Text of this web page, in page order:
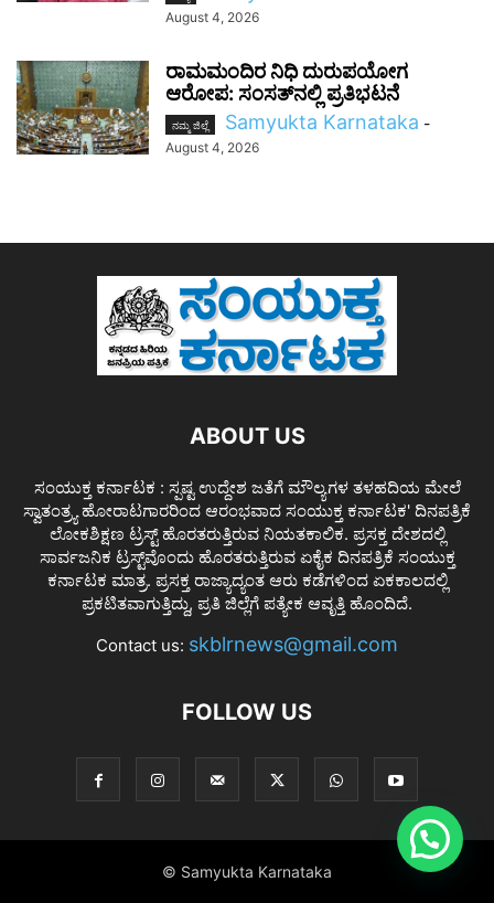
August 4, 2026
ರಾಮಮಂದಿರ ನಿಧಿ ದುರುಪಯೋಗ
ಆರೋಪ: ಸಂಸತ್‌ನಲ್ಲಿ ಪ್ರತಿಭಟನೆ
ನಮ್ಮ ಜಿಲ್ಲೆ Samyukta Karnataka -
August 4, 2026
ABOUT US
ಸಂಯುಕ್ತ ಕರ್ನಾಟಕ : ಸ್ಪಷ್ಟ ಉದ್ದೇಶ ಜತೆಗೆ ಮೌಲ್ಯಗಳ ತಳಹದಿಯ ಮೇಲೆ
ಸ್ವಾತಂತ್ರ್ಯ ಹೋರಾಟಗಾರರಿಂದ ಆರಂಭವಾದ ಸಂಯುಕ್ತ ಕರ್ನಾಟಕ' ದಿನಪತ್ರಿಕೆ
ಲೋಕಶಿಕ್ಷಣ ಟ್ರಸ್ಟ್ ಹೊರತರುತ್ತಿರುವ ನಿಯತಕಾಲಿಕ. ಪ್ರಸಕ್ತ ದೇಶದಲ್ಲಿ
ಸಾರ್ವಜನಿಕ ಟ್ರಸ್ಟ್‌ವೊಂದು ಹೊರತರುತ್ತಿರುವ ಏಕೈಕ ದಿನಪತ್ರಿಕೆ ಸಂಯುಕ್ತ
ಕರ್ನಾಟಕ ಮಾತ್ರ. ಪ್ರಸಕ್ತ ರಾಜ್ಯಾದ್ಯಂತ ಆರು ಕಡೆಗಳಿಂದ ಏಕಕಾಲದಲ್ಲಿ
ಪ್ರಕಟಿತವಾಗುತ್ತಿದ್ದು, ಪ್ರತಿ ಜಿಲ್ಲೆಗೆ ಪತ್ಯೇಕ ಆವೃತ್ತಿ ಹೊಂದಿದೆ.
Contact us: skblrnews@gmail.com
FOLLOW US
© Samyukta Karnataka